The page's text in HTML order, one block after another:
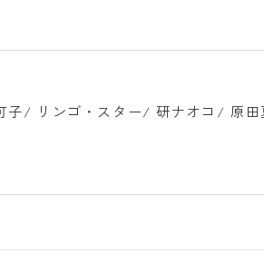
子/ リンゴ・スター/ 研ナオコ/ 原